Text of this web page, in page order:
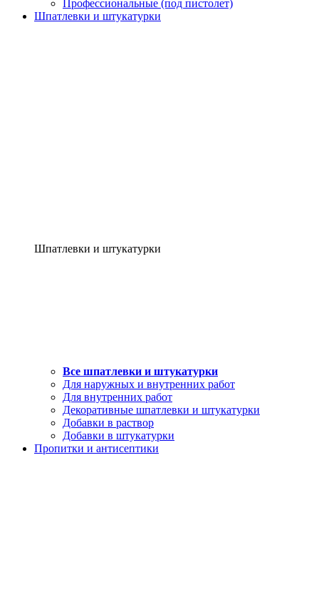
Профессиональные (под пистолет)
Шпатлевки и штукатурки
Шпатлевки и штукатурки
Все шпатлевки и штукатурки
Для наружных и внутренних работ
Для внутренних работ
Декоративные шпатлевки и штукатурки
Добавки в раствор
Добавки в штукатурки
Пропитки и антисептики